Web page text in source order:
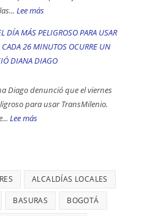
DE
TRATA
DE
PERSONAS
BOGOTÁ:
DENUNCIÓ
LA
Lee más:
EN
Y
BARRIOS
7
DÍA MÁS PELIGROSO PARA USAR
26 MINUTOS OCURRE UN
DIANA DIAGO
Diago denunció que el viernes
para usar TransMilenio.
Lee más:
EL
DÍA
ALCALDÍAS LOCALES
BASURAS BOGOTÁ